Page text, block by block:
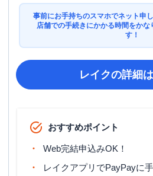
事前にお手持ちのスマホでネット申
店舗での手続きにかかる時間をかな
す！
レイクの詳細
おすすめポイント
Web完結申込みOK！
レイクアプリでPayPayに